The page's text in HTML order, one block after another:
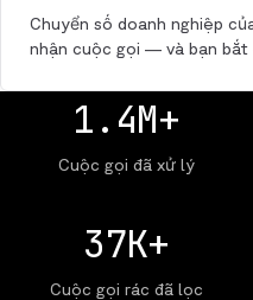
Chuyển số doanh nghiệp
nhận cuộc gọi — và bạn bắt
1.4M+
Cuộc gọi đã xử lý
37K+
Cuộc gọi rác đã lọc